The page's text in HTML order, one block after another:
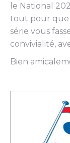
le National
tout pour que
série vous
convivialité,
Bien